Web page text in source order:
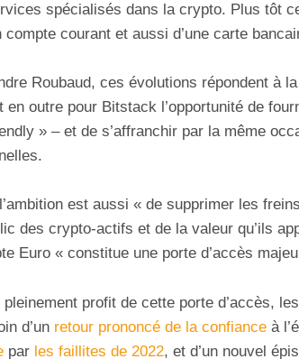
spécialisés dans la crypto. Plus tôt
compte courant et aussi d’une carte
Roubaud, ces évolutions répondent à
outre pour Bitstack l’opportunité de
» – et de s’affranchir par la même
est aussi « de supprimer les
des crypto-actifs et de la valeur qu’ils
Euro « constitue une porte d’accès
profit de cette porte d’accès,
d’un retour prononcé de la confiance à
par les faillites de 2022, et d’un nouvel